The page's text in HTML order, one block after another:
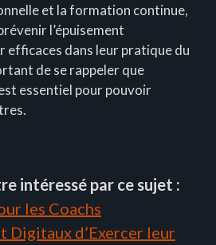
et la formation continue,
l’épuisement
efficaces dans leur pratique du
de se rappeler que
essentiel pour pouvoir
intéressé par ce sujet :
les Coachs
Digitaux d’Exercer leur